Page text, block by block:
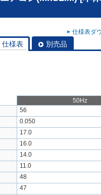
仕様表ダ
仕様表 別売品
50Hz
56
0.050
17.0
16.0
14.0
11.0
48
47